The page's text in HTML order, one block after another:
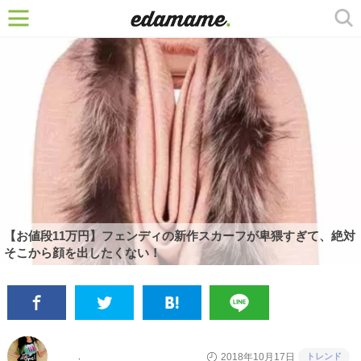
【お値段11万円】フェンディの新作スカーフが卑猥すぎて、絶対
そこから顔を出したくない！
2018年10月17日 トレンド